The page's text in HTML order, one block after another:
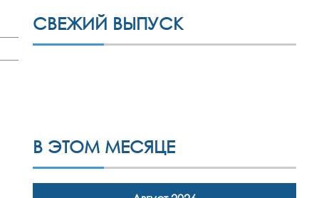
СВЕЖИЙ ВЫПУСК
В ЭТОМ МЕСЯЦЕ